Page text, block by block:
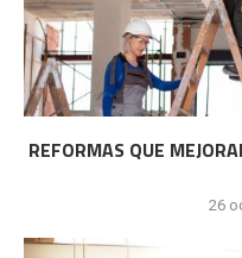
REFORMAS QUE
26